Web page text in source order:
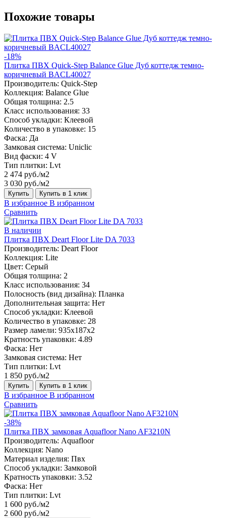
Похожие товары
-18%
Плитка ПВХ Quick-Step Balance Glue Дуб коттедж темно-
коричневый BACL40027
Производитель: Quick-Step
Коллекция: Balance Glue
Общая толщина: 2.5
Класс использования: 33
Способ укладки: Клеевой
Количество в упаковке: 15
Фаска: Да
Замковая система: Uniclic
Вид фаски: 4 V
Тип плитки: Lvt
2 474 руб./м2
3 030 руб./м2
Купить Купить в 1 клик
В избранное В избранном
Сравнить
В наличии
Плитка ПВХ Deart Floor Lite DA 7033
Производитель: Deart Floor
Коллекция: Lite
Цвет: Серый
Общая толщина: 2
Класс использования: 34
Полосность (вид дизайна): Планка
Дополнительная защита: Нет
Способ укладки: Клеевой
Количество в упаковке: 28
Размер ламели: 935x187x2
Кратность упаковки: 4.89
Фаска: Нет
Замковая система: Нет
Тип плитки: Lvt
1 850 руб./м2
Купить Купить в 1 клик
В избранное В избранном
Сравнить
-38%
Плитка ПВХ замковая Aquafloor Nano AF3210N
Производитель: Aquafloor
Коллекция: Nano
Материал изделия: Пвх
Способ укладки: Замковой
Кратность упаковки: 3.52
Фаска: Нет
Тип плитки: Lvt
1 600 руб./м2
2 600 руб./м2